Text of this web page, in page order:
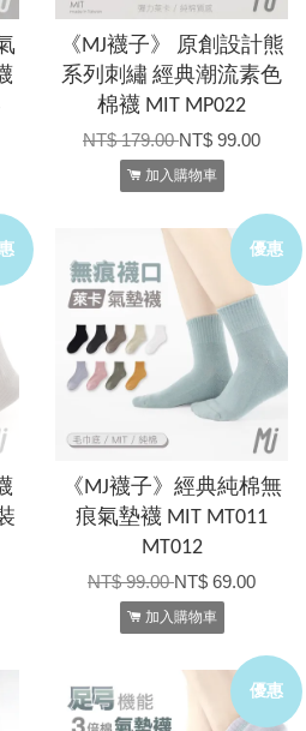
《MJ襪子》 原創設計熊
系列刺繡 經典潮流素色
棉襪 MIT MP022
NT$ 179.00NT$ 99.00
加入購物車
優惠
《MJ襪子》經典純棉無
痕氣墊襪 MIT MT011
MT012
NT$ 99.00NT$ 69.00
加入購物車
優惠